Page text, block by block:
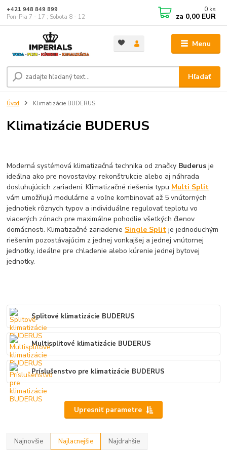
Menu
Hľadať
+421 948 849 899
Pon-Pia 7 - 17 ; Sobota 8 - 12
0 ks
za 0,00 EUR
Úvod Klimatizácie BUDERUS
Klimatizácie BUDERUS
Moderná systémová klimatizačná technika od značky Buderus je
ideálna ako pre novostavby, rekonštrukcie alebo aj náhrada
dosluhujúcich zariadení. Klimatizačné riešenia typu Multi Split
vám umožňujú modulárne a voľne kombinovať až 5 vnútorných
jednotiek rôznych typov a individuálne regulovať teplotu vo
viacerých zónach pre maximálne pohodlie všetkých členov
domácnosti. Klimatizačné zariadenie Single Split je jednoduchým
riešením pozostávajúcim z jednej vonkajšej a jednej vnútornej
jednotky, ideálne pre chladenie alebo kúrenie jednej bytovej
jednotky.
Splitové klimatizácie BUDERUS
Multisplitové klimatizácie BUDERUS
Príslušenstvo pre klimatizácie BUDERUS
Upresniť parametre
Najnovšie Najlacnejšie Najdrahšie